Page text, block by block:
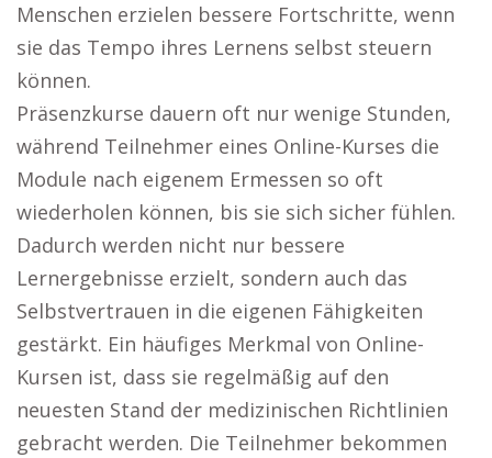
Menschen erzielen bessere Fortschritte, wenn
sie das Tempo ihres Lernens selbst steuern
können.
Präsenzkurse dauern oft nur wenige Stunden,
während Teilnehmer eines Online-Kurses die
Module nach eigenem Ermessen so oft
wiederholen können, bis sie sich sicher fühlen.
Dadurch werden nicht nur bessere
Lernergebnisse erzielt, sondern auch das
Selbstvertrauen in die eigenen Fähigkeiten
gestärkt. Ein häufiges Merkmal von Online-
Kursen ist, dass sie regelmäßig auf den
neuesten Stand der medizinischen Richtlinien
gebracht werden. Die Teilnehmer bekommen